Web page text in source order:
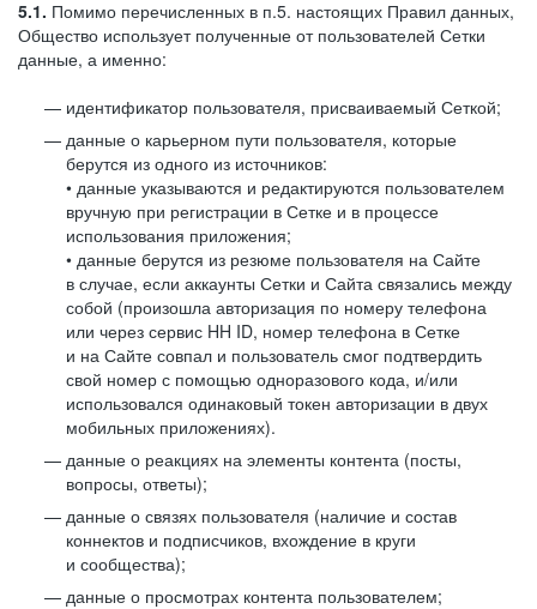
5.1. Помимо перечисленных в п.5. настоящих Правил данных,
Общество использует полученные от пользователей Сетки
данные, а именно:
идентификатор пользователя, присваиваемый Сеткой;
данные о карьерном пути пользователя, которые
берутся из одного из источников:
• данные указываются и редактируются пользователем
вручную при регистрации в Сетке и в процессе
использования приложения;
• данные берутся из резюме пользователя на Сайте
в случае, если аккаунты Сетки и Сайта связались между
собой (произошла авторизация по номеру телефона
или через сервис HH ID, номер телефона в Сетке
и на Сайте совпал и пользователь смог подтвердить
свой номер с помощью одноразового кода, и/или
использовался одинаковый токен авторизации в двух
мобильных приложениях).
данные о реакциях на элементы контента (посты,
вопросы, ответы);
данные о связях пользователя (наличие и состав
коннектов и подписчиков, вхождение в круги
и сообщества);
данные о просмотрах контента пользователем;